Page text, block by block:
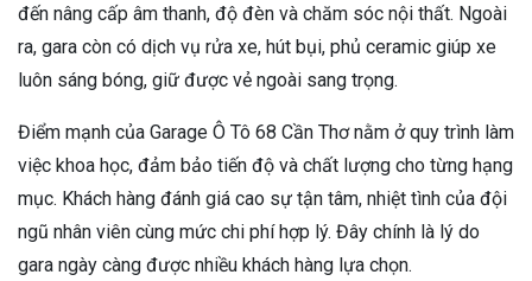
đến nâng cấp âm thanh, độ đèn và chăm sóc nội thất. Ngoài
ra, gara còn có dịch vụ rửa xe, hút bụi, phủ ceramic giúp xe
luôn sáng bóng, giữ được vẻ ngoài sang trọng.
Điểm mạnh của Garage Ô Tô 68 Cần Thơ nằm ở quy trình làm
việc khoa học, đảm bảo tiến độ và chất lượng cho từng hạng
mục. Khách hàng đánh giá cao sự tận tâm, nhiệt tình của đội
ngũ nhân viên cùng mức chi phí hợp lý. Đây chính là lý do
gara ngày càng được nhiều khách hàng lựa chọn.